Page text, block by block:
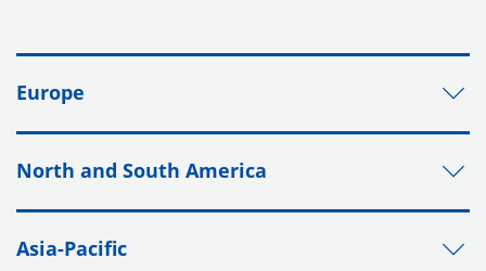
Europe
North and South America
Asia-Pacific